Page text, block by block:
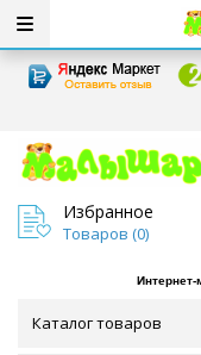
Избранное
Товаров (0)
Интернет-
Каталог товаров